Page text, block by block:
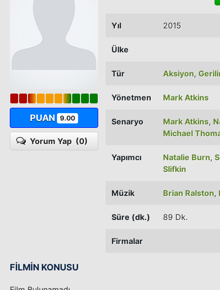
PUAN 9.00
Yorum Yap (0)
Yıl 2015
Ülke
Tür Aksiyon,
Yönetmen Mark Atkins
Senaryo Mark Atkins,
Michael
Yapımcı Natalie Burn,
Slifkin
Müzik Brian Ralston,
Süre (dk.) 89 Dk.
Firmalar
FİLMİN KONUSU